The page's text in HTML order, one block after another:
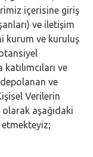
içerisine giriş
ve iletişim
kurum ve kuruluş
ve
ve
Verilerin
olarak aşağıdaki